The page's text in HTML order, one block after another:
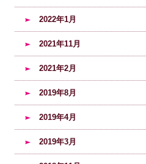
2022年1月
2021年11月
2021年2月
2019年8月
2019年4月
2019年3月